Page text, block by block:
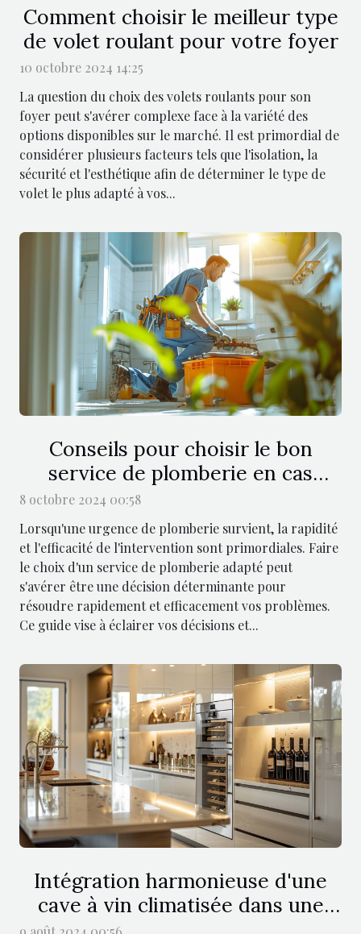
Comment choisir le meilleur type
de volet roulant pour votre foyer
10 octobre 2024 14:25
La question du choix des volets roulants pour son
foyer peut s'avérer complexe face à la variété des
options disponibles sur le marché. Il est primordial de
considérer plusieurs facteurs tels que l'isolation, la
sécurité et l'esthétique afin de déterminer le type de
volet le plus adapté à vos...
Conseils pour choisir le bon
service de plomberie en cas
d'urgence
8 octobre 2024 00:58
Lorsqu'une urgence de plomberie survient, la rapidité
et l'efficacité de l'intervention sont primordiales. Faire
le choix d'un service de plomberie adapté peut
s'avérer être une décision déterminante pour
résoudre rapidement et efficacement vos problèmes.
Ce guide vise à éclairer vos décisions et...
Intégration harmonieuse d'une
cave à vin climatisée dans une
cuisine moderne